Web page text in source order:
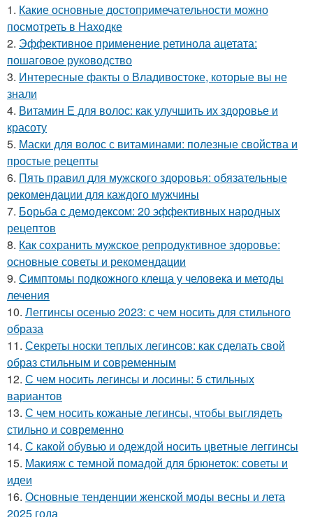
1. Какие основные достопримечательности можно
посмотреть в Находке
2. Эффективное применение ретинола ацетата:
пошаговое руководство
3. Интересные факты о Владивостоке, которые вы не
знали
4. Витамин Е для волос: как улучшить их здоровье и
красоту
5. Маски для волос с витаминами: полезные свойства и
простые рецепты
6. Пять правил для мужского здоровья: обязательные
рекомендации для каждого мужчины
7. Борьба с демодексом: 20 эффективных народных
рецептов
8. Как сохранить мужское репродуктивное здоровье:
основные советы и рекомендации
9. Симптомы подкожного клеща у человека и методы
лечения
10. Леггинсы осенью 2023: с чем носить для стильного
образа
11. Секреты носки теплых легинсов: как сделать свой
образ стильным и современным
12. С чем носить легинсы и лосины: 5 стильных
вариантов
13. С чем носить кожаные легинсы, чтобы выглядеть
стильно и современно
14. С какой обувью и одеждой носить цветные леггинсы
15. Макияж с темной помадой для брюнеток: советы и
идеи
16. Основные тенденции женской моды весны и лета
2025 года